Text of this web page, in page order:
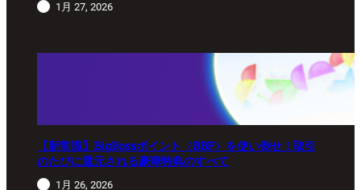
1月 27, 2026
【新常識】BigBossポイント（BBP）を使い倒せ！取引
のたびに還元される豪華特典のすべて
1月 26, 2026